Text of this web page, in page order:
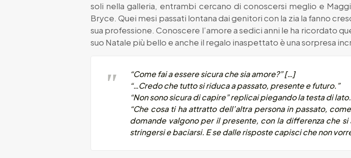
soli nella galleria, entrambi cercano di conoscersi meglio e
Bryce. Quei mesi passati lontana dai genitori con la zia la fanno
sua professione. Conoscere l’amore a sedici anni le ha ricordato
suo Natale più bello e anche il regalo inaspettato è una sorpresa
“Come fai a essere sicura che sia amore?” […]
“…Credo che tutto si riduca a passato, presente e futuro.”
“Non sono sicura di capire” replicai piegando la testa di lato.
“Che cosa ti ha attratto dell’altra persona in passato,
domande valgono per il presente, con la differenza che
stringersi e baciarsi. E se dalle risposte capisci che non